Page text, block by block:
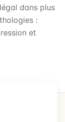
dans plus
:
et